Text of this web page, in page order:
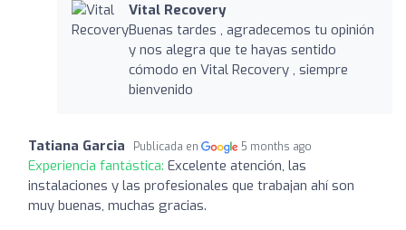
Vital Recovery
Buenas tardes , agradecemos tu opinión
y nos alegra que te hayas sentido
cómodo en Vital Recovery , siempre
bienvenido
Tatiana Garcia Publicada en 5 months ago
Experiencia fantástica: Excelente atención, las
instalaciones y las profesionales que trabajan ahí son
muy buenas, muchas gracias.